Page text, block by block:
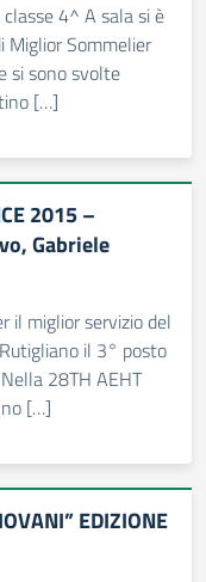
4^ A sala si è
Miglior Sommelier
si sono svolte
[…]
2015 –
Gabriele
il miglior servizio del
il 3° posto
28TH AEHT
[…]
EDIZIONE